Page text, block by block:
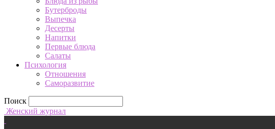
Бутерброды
Выпечка
Десерты
Напитки
Первые блюда
Салаты
Психология
Отношения
Саморазвитие
Поиск
Женский журнал